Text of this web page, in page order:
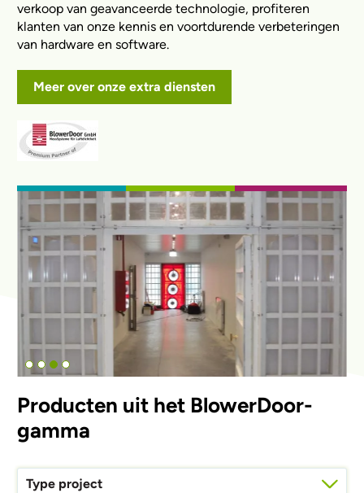
verkoop van geavanceerde technologie, profiteren
klanten van onze kennis en voortdurende verbeteringen
van hardware en software.
Meer over onze extra diensten
Producten uit het BlowerDoor-
gamma
Type project